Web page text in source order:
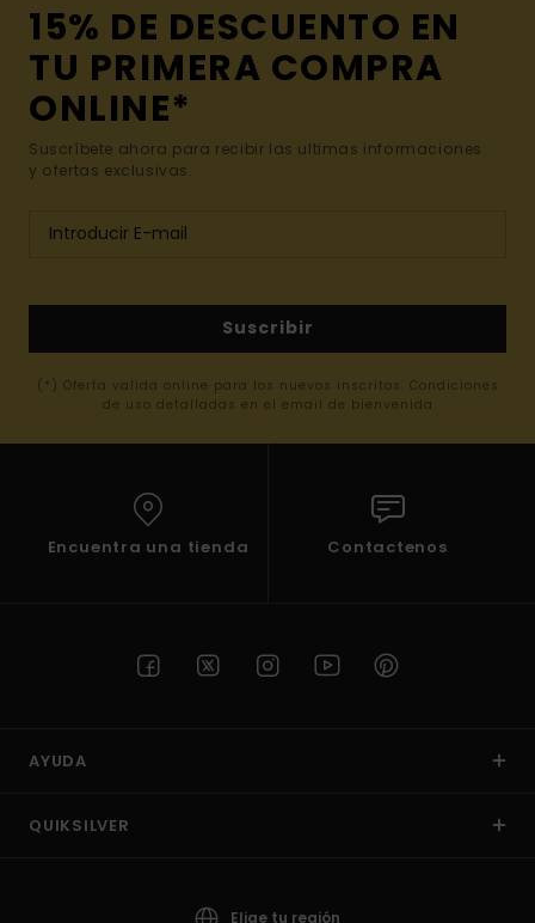
15% DE DESCUENTO EN
TU PRIMERA COMPRA
ONLINE*
Suscríbete ahora para recibir las ultimas informaciones
y ofertas exclusivas.
Suscribir
(*) Oferta valida online para los nuevos inscritos. Condiciones
de uso detalladas en el email de bienvenida
Encuentra una tienda Contactenos
AYUDA
QUIKSILVER
Elige tu región